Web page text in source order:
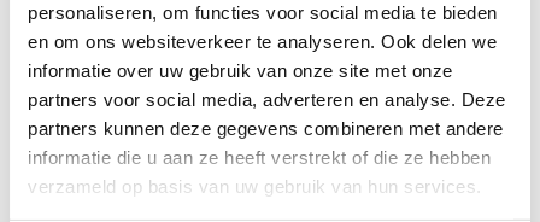
personaliseren, om functies voor social media te bieden
en om ons websiteverkeer te analyseren. Ook delen we
informatie over uw gebruik van onze site met onze
partners voor social media, adverteren en analyse. Deze
partners kunnen deze gegevens combineren met andere
informatie die u aan ze heeft verstrekt of die ze hebben
verzameld op basis van uw gebruik van hun services.
De volgende tips over duurzame
paardenvoeding zijn afkomstig